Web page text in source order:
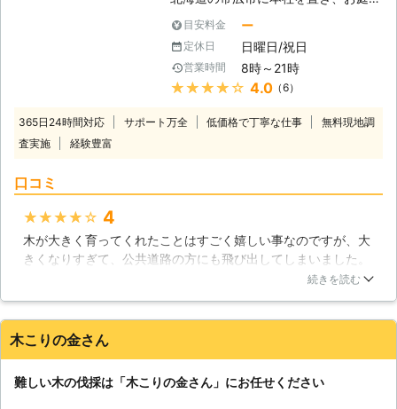
人では難しいです。もしかしたら家の
方角に倒してしまい、屋根や外壁など
を破損させてしまうかもしれません。
そうさせないためにも私たち株式会社
石照園のような庭作業に慣れた業者に
依頼をした方が良いです。私たちは庭
仕事を主に行っている業者であり、庭
きます。
木の伐採作業を行なっている会社で
す。対応可能な地域は十勝郡浦幌町だ
けになっていますが、その分町の魅力
を知りつくした地域密着型の企業なの
です。土曜日でも作業ができるので、
【伐採をしましょう】 人口5,100人ほ
くなり、そのまま放置してしまうとい
う人も少なくないようです。しかしな
がら放置された木は徐々に枯れてい
は浦幌町の気候をよく知っているの
目安料金 ー
定休日 日曜日/祝日
営業時間 8時～21時
★★★★★ 4.0（6）
365日24時間対応 サポート万全 低価格で丁寧な仕事
無料現地調
査実施
経験豊富
口コミ
★★★★★ 4
木が大きく育ってくれたことはすごく嬉しい事なのですが、大
きくなりすぎて、公共道路の方にも飛び出してしまいました。
さすがにこれはまずいと思いビショーテラシマガラスサンに伐
底してもらえましたよ！無事に伐ってもらえるしすごく良い業
者さんでした！
北海道 帯広市 2016年12月22日
続きを読む
木こりの金さん
難しい木の伐採は「木こりの金さん」にお任せください